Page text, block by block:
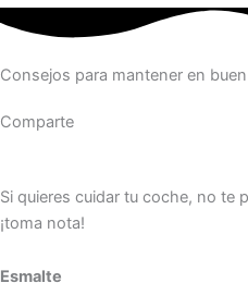
Consejos para mantener en
Comparte
Si quieres cuidar tu coche, no te
¡toma nota!
Esmalte